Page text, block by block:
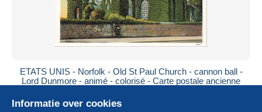
ETATS UNIS - Norfolk - Old St Paul Church - cannon ball -
Lord Dunmore - animé - colorisé - Carte postale ancienne
Informatie over cookies